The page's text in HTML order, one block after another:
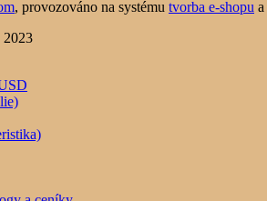
, provozováno na systému tvorba e-shopu a